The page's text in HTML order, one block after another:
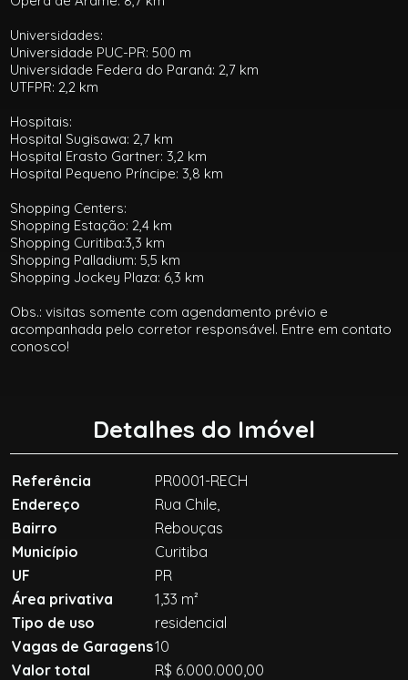
Universidades:
Universidade PUC-PR: 500 m
Universidade Federa do Paraná: 2,7 km
UTFPR: 2,2 km
Hospitais:
Hospital Sugisawa: 2,7 km
Hospital Erasto Gartner: 3,2 km
Hospital Pequeno Príncipe: 3,8 km
Shopping Centers:
Shopping Estação: 2,4 km
Shopping Curitiba:3,3 km
Shopping Palladium: 5,5 km
Shopping Jockey Plaza: 6,3 km
Obs.: visitas somente com agendamento prévio e
acompanhada pelo corretor responsável. Entre em contato
conosco!
Detalhes do Imóvel
Referência
PR0001-RECH
Endereço
Rua Chile,
Bairro
Rebouças
Município
Curitiba
UF
PR
Área privativa
1,33 m²
Tipo de uso
residencial
Vagas de Garagens10
Valor total
R$ 6.000.000,00